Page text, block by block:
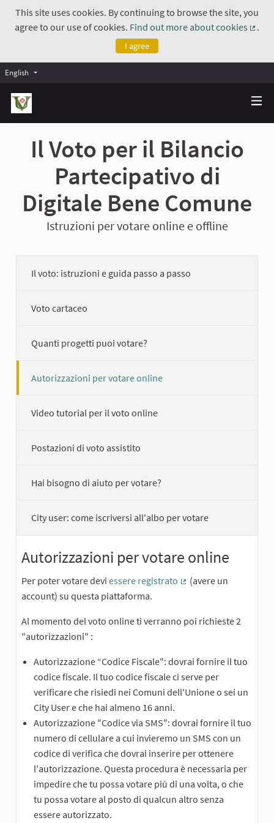
This site uses cookies. By continuing to browse the site, you
agree to our use of cookies. Find out more about cookies
.
I agree
English
Il Voto per il Bilancio
Partecipativo di
Digitale Bene Comune
Istruzioni per votare online e offline
Il voto: istruzioni e guida passo a passo
Voto cartaceo
Quanti progetti puoi votare?
Autorizzazioni per votare online
Video tutorial per il voto online
Postazioni di voto assistito
Hai bisogno di aiuto per votare?
City user: come iscriversi all'albo per votare
Autorizzazioni per votare online
Per poter votare devi essere registrato
(avere un
account) su questa piattaforma.
Al momento del voto online ti verranno poi richieste 2
"autorizzazioni" :
Autorizzazione “Codice Fiscale": dovrai fornire il tuo
codice fiscale. Il tuo codice fiscale ci serve per
verificare che risiedi nei Comuni dell'Unione o sei un
City User e che hai almeno 16 anni.
Autorizzazione "Codice via SMS": dovrai fornire il tuo
numero di cellulare a cui invieremo un SMS con un
codice di verifica che dovrai inserire per ottenere
l'autorizzazione. Questa procedura è necessaria per
impedire che tu possa votare più di una volta, o che
tu possa votare al posto di qualcun altro senza
essere autorizzato.